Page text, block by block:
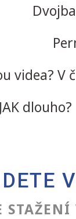
videa? V
JAK